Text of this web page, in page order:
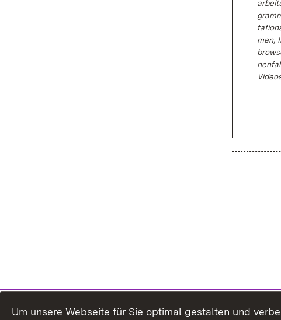
men,
Um unsere Webseite für Sie optimal gestalten und